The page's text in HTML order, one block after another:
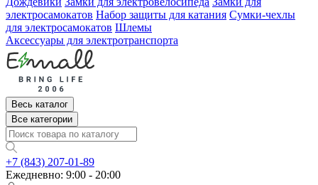
электросамокатов Набор защиты для катания Сумки-чехлы
для электросамокатов Шлемы
Аксессуары для электротранспорта
Весь каталог
Все категории
+7 (843) 207-01-89
Ежедневно: 9:00 - 20:00